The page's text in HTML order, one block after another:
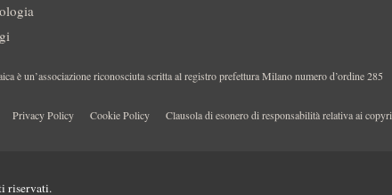
è un’associazione riconosciuta scritta al registro prefettura Milano numero d’ordine 285
Privacy Policy Cookie Policy Clausola di esonero di responsabilità relativa ai
riservati.